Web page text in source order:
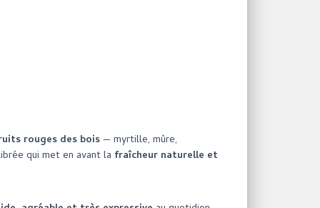
rouges des bois— myrtille, mûre,
qui met en avant la fraîcheur naturelle et